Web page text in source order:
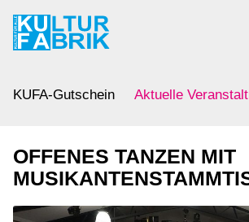
KUFA-Gutschein Aktuelle
OFFENES TANZEN MIT